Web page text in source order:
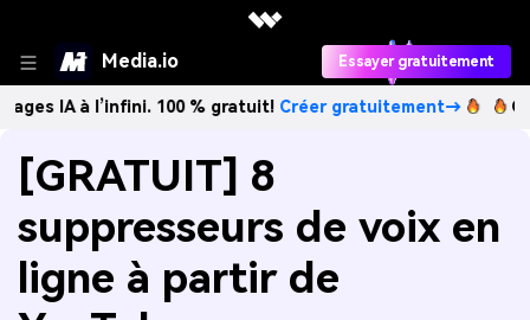
Media.io Essayer gratuitement
l’infini. 100 % gratuit!Créer gratuitement→ Créez des
[GRATUIT] 8
suppresseurs de voix en
ligne à partir de